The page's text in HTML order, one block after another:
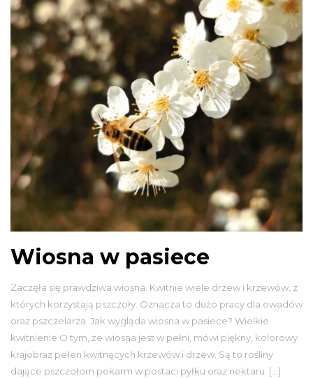
Wiosna w pasiece
Zaczęła się prawdziwa wiosna. Kwitnie wiele drzew i krzewów, z
których korzystają pszczoły. Oznacza to dużo pracy dla owadów
oraz pszczelarza. Jak wygląda wiosna w pasiece? Wielkie
kwitnienie O tym, że wiosna jest w pełni, mówi piękny, kolorowy
krajobraz pełen kwitnących krzewów i drzew. Są to rośliny
dające pszczołom pokarm w postaci pyłku oraz nektaru. […]